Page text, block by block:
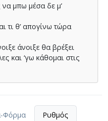
να µπω µέσα δε µ’
τι θ’ απογίνω τώρα
άνοιξε θα βρέξει
και ‘γω κάθοµαι στις
Φόρμα Ρυθμός